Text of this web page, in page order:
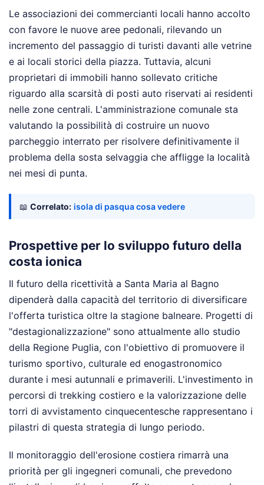
Le associazioni dei commercianti locali hanno accolto
con favore le nuove aree pedonali, rilevando un
incremento del passaggio di turisti davanti alle vetrine
e ai locali storici della piazza. Tuttavia, alcuni
proprietari di immobili hanno sollevato critiche
riguardo alla scarsità di posti auto riservati ai residenti
nelle zone centrali. L'amministrazione comunale sta
valutando la possibilità di costruire un nuovo
parcheggio interrato per risolvere definitivamente il
problema della sosta selvaggia che affligge la località
nei mesi di punta.
📖 Correlato: isola di pasqua cosa vedere
Prospettive per lo sviluppo futuro della
costa ionica
Il futuro della ricettività a Santa Maria al Bagno
dipenderà dalla capacità del territorio di diversificare
l'offerta turistica oltre la stagione balneare. Progetti di
"destagionalizzazione" sono attualmente allo studio
della Regione Puglia, con l'obiettivo di promuovere il
turismo sportivo, culturale ed enogastronomico
durante i mesi autunnali e primaverili. L'investimento in
percorsi di trekking costiero e la valorizzazione delle
torri di avvistamento cinquecentesche rappresentano i
pilastri di questa strategia di lungo periodo.
Il monitoraggio dell'erosione costiera rimarrà una
priorità per gli ingegneri comunali, che prevedono